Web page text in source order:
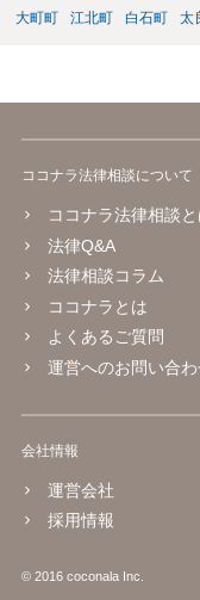
大町町
江北町 白石町 太
ココナラ法律相談について
ココナラ法律相談と
法律Q&A
法律相談コラム
ココナラとは
よくあるご質問
運営へのお問い合
会社情報
運営会社
採用情報
© 2016 coconala Inc.